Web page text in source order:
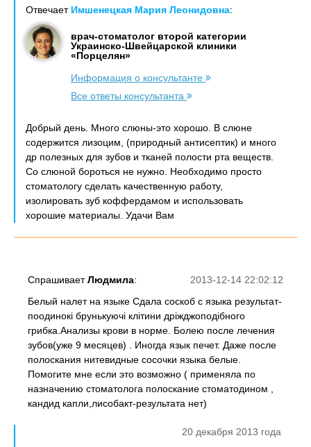
Отвечает Имшенецкая Мария Леонидовна:
врач-стоматолог второй категории
Украинско-Швейцарской клиники
«Порцелян»
Информация о консультанте
Все ответы консультанта
Добрый день. Много слюны-это хорошо. В слюне
содержится лизоцим, (природный антисептик) и много
др полезных для зубов и тканей полости рта веществ.
Со слюной бороться не нужно. Необходимо просто
стоматологу сделать качественную работу,
изолировать зуб коффердамом и использовать
хорошие материалы. Удачи Вам
2013-12-14 22:02:12
СпрашиваетЛюдмила:
Белый налет на языке Сдала соскоб с языка результат-
поодинокі брунькуючі клітини дріжджоподібного
грибка.Анализы крови в норме. Болею после лечения
зубов(уже 9 месяцев) . Иногда язык печет. Даже после
полоскания нитевидные сосочки языка белые.
Помогите мне если это возможно ( применяла по
назначению стоматолога полоскание стоматодином ,
кандид капли,лисобакт-результата нет)
20 декабря 2013 года